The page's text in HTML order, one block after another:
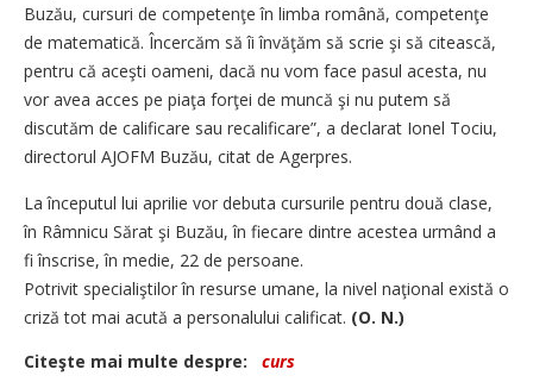
Buzău, cursuri de competenţe în limba română, competenţe
de matematică. Încercăm să îi învăţăm să scrie şi să citească,
pentru că aceşti oameni, dacă nu vom face pasul acesta, nu
vor avea acces pe piaţa forţei de muncă şi nu putem să
discutăm de calificare sau recalificare”, a declarat Ionel Tociu,
directorul AJOFM Buzău, citat de Agerpres.
La începutul lui aprilie vor debuta cursurile pentru două clase,
în Râmnicu Sărat şi Buzău, în fiecare dintre acestea urmând a
fi înscrise, în medie, 22 de persoane.
Potrivit specialiştilor în resurse umane, la nivel naţional există o
criză tot mai acută a personalului calificat. (O. N.)
Citeşte mai multe despre:
curs